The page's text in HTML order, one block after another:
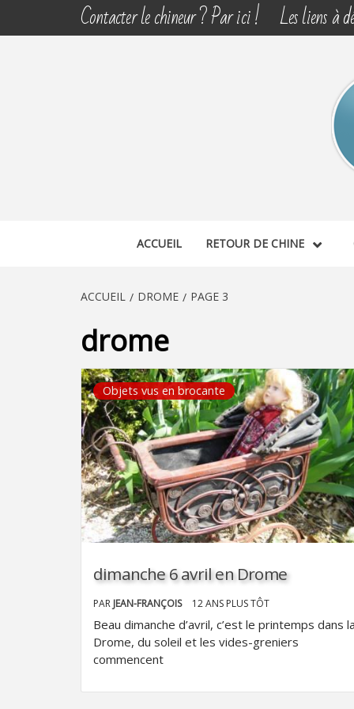
Contacter le chineur ? Par ici ! Les liens à
ACCUEIL RETOUR DE CHINE
ACCUEIL DROME PAGE 3
drome
Objets vus en brocante
dimanche 6 avril en Drome
PAR JEAN-FRANÇOIS 12 ANS PLUS TÔT
Beau dimanche d’avril, c’est le printemps dans la
Drome, du soleil et les vides-greniers
commencent